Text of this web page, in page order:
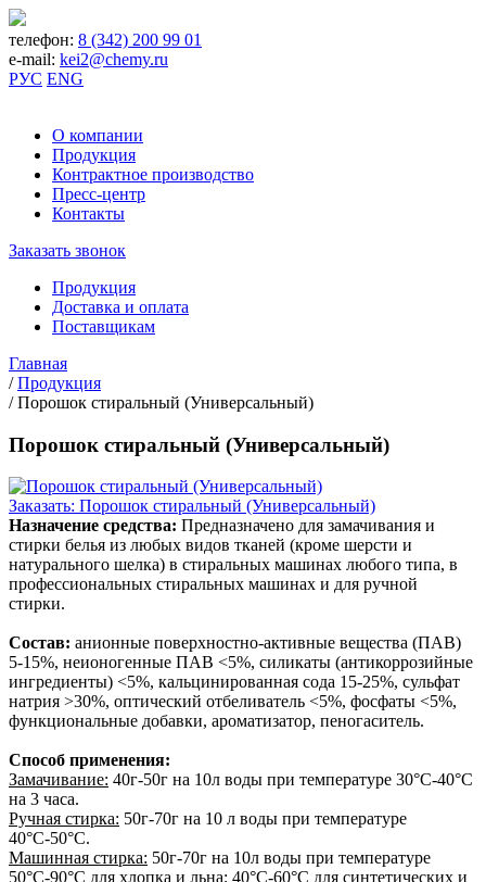
телефон: 8 (342) 200 99 01
e-mail: kei2@chemy.ru
РУС ENG
О компании
Продукция
Контрактное производство
Пресс-центр
Контакты
Заказать звонок
Продукция
Доставка и оплата
Поставщикам
Главная
/ Продукция
/ Порошок стиральный (Универсальный)
Порошок стиральный (Универсальный)
Заказать: Порошок стиральный (Универсальный)
Назначение средства: Предназначено для замачивания и
стирки белья из любых видов тканей (кроме шерсти и
натурального шелка) в стиральных машинах любого типа, в
профессиональных стиральных машинах и для ручной
стирки.
Состав: анионные поверхностно-активные вещества (ПАВ)
5-15%, неионогенные ПАВ <5%, силикаты (антикоррозийные
ингредиенты) <5%, кальцинированная сода 15-25%, сульфат
натрия >30%, оптический отбеливатель <5%, фосфаты <5%,
функциональные добавки, ароматизатор, пеногаситель.
Способ применения:
Замачивание: 40г-50г на 10л воды при температуре 30°С-40°С
на 3 часа.
Ручная стирка: 50г-70г на 10 л воды при температуре
40°С-50°С.
Машинная стирка: 50г-70г на 10л воды при температуре
50°С-90°С для хлопка и льна; 40°С-60°С для синтетических и